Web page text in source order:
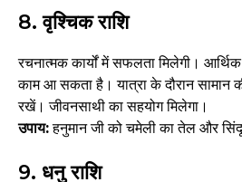
8. वृश्चिक राशि
रचनात्मक कार्यों में सफलता मिलेगी।
काम आ सकता है। यात्रा के दौरान सामान
रखें। जीवनसाथी का सहयोग मिलेगा।
उपाय:हनुमान जी को चमेली का तेल और
9. धनु राशि